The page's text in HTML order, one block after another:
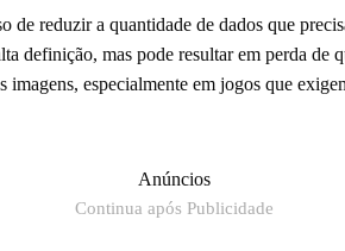
de reduzir a quantidade de dados que
definição, mas pode resultar em perda de
imagens, especialmente em jogos que
Anúncios
Continua após Publicidade